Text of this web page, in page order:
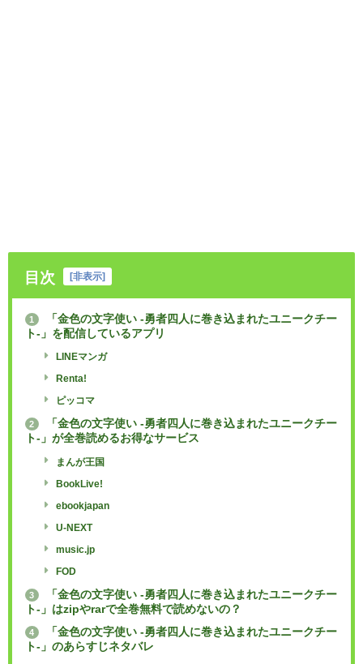
目次 [非表示]
1
「金色の文字使い -勇者四人に巻き込まれたユニークチー
ト-」を配信しているアプリ
LINEマンガ
Renta!
ピッコマ
2
「金色の文字使い -勇者四人に巻き込まれたユニークチー
ト-」が全巻読めるお得なサービス
まんが王国
BookLive!
ebookjapan
U-NEXT
music.jp
FOD
3
「金色の文字使い -勇者四人に巻き込まれたユニークチー
ト-」はzipやrarで全巻無料で読めないの？
4
「金色の文字使い -勇者四人に巻き込まれたユニークチー
ト-」のあらすじネタバレ